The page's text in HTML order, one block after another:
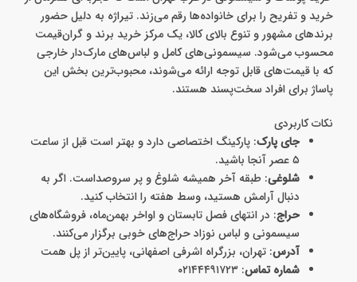
خرید و تفریح را برای خانواده‌ها رقم می‌زند. تیراژه به دلیل حضور
برندهای مشهور و تنوع بالای کالا، یک مرکز خرید برند و گران‌قیمت
محسوب می‌شود. سیسمونی‌های کامل و لباس‌های مارک‌دار خارجی
که با قیمت‌های قابل توجه ارائه می‌شوند، محبوب‌ترین بخش این
پاساژ برای افراد سخت‌پسند هستند.
نکات کاربردی
جای پارک: پارکینگ اختصاصی دارد و بهتر است قبل از ساعت
۵ عصر آنجا باشید.
شلوغی: طبقه آخر همیشه شلوغ و پر سروصداست. اگر به
دنبال آرامش هستید، وسط هفته را انتخاب کنید.
حراج: در انتهای فصل تابستان و اواخر بهمن‌ماه، فروشگاه‌های
سیسمونی و لباس نوزاد حراج‌های خوبی برگزار می‌کنند.
آدرس: تهران، بزرگراه اشرفی اصفهانی، پایین‌تر از پل همت
شماره تماس: ۰۲۱۴۴۴۹۱۷۲۳